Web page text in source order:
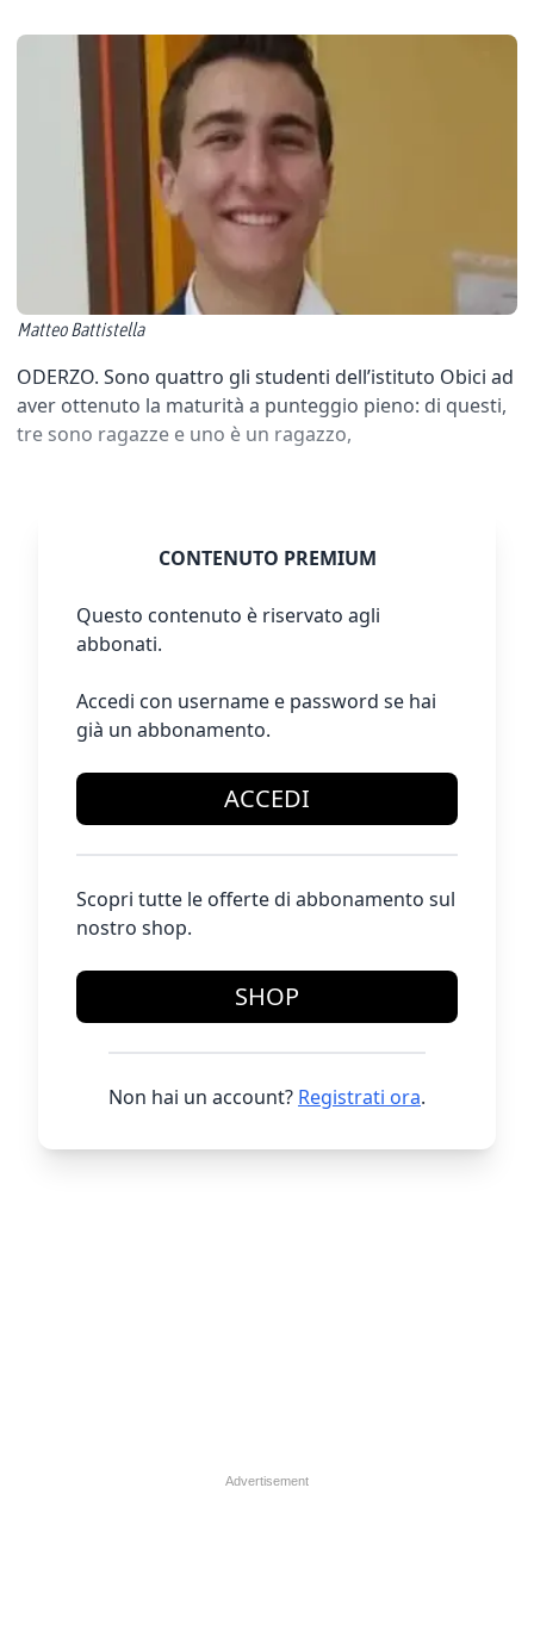
Matteo Battistella
ODERZO. Sono quattro gli studenti dell’istituto Obici ad
aver ottenuto la maturità a punteggio pieno: di questi,
tre sono ragazze e uno è un ragazzo,
CONTENUTO PREMIUM
Questo contenuto è riservato agli
abbonati.
Accedi con username e password se hai
già un abbonamento.
ACCEDI
Scopri tutte le offerte di abbonamento sul
nostro shop.
SHOP
Non hai un account? Registrati ora.